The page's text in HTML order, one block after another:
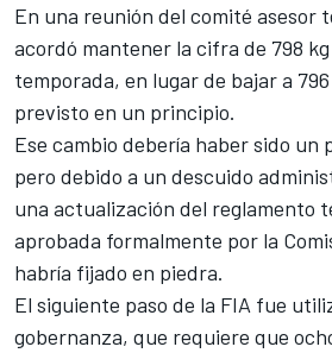
En una reunión del comité asesor
acordó mantener la cifra de 798
temporada, en lugar de bajar a
previsto en un principio.
Ese cambio debería haber sido un
pero debido a un descuido
una actualización del reglamento
aprobada formalmente por la
habría fijado en piedra.
El siguiente paso de la FIA fue
gobernanza, que requiere que